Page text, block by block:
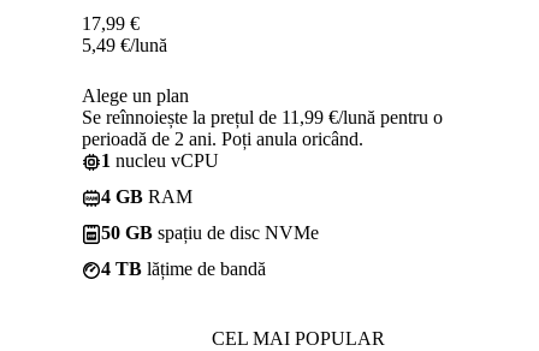
17,99 €
5,49 €/lună
Alege un plan
Se reînnoiește la prețul de 11,99 €/lună pentru o
perioadă de 2 ani. Poți anula oricând.
1 nucleu vCPU
4 GB RAM
50 GB spațiu de disc NVMe
4 TB lățime de bandă
CEL MAI POPULAR